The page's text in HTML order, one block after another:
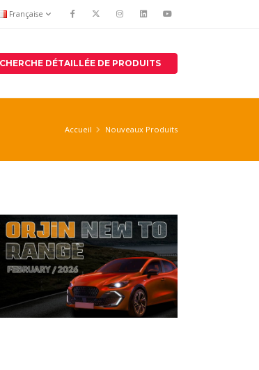
Française
DÉTAILLÉE DE PRODUITS
Accueil Nouveaux Produits